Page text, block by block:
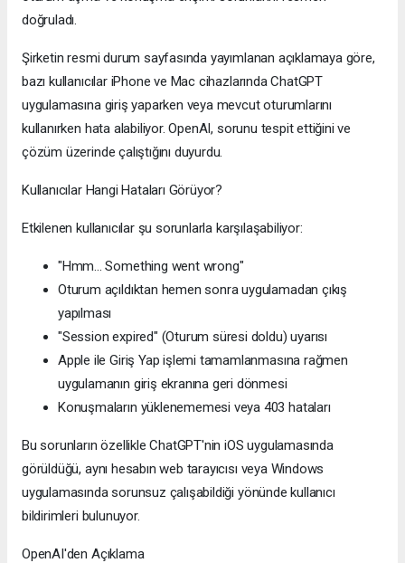
doğruladı.
Şirketin resmi durum sayfasında yayımlanan açıklamaya göre,
bazı kullanıcılar iPhone ve Mac cihazlarında ChatGPT
uygulamasına giriş yaparken veya mevcut oturumlarını
kullanırken hata alabiliyor. OpenAI, sorunu tespit ettiğini ve
çözüm üzerinde çalıştığını duyurdu.
Kullanıcılar Hangi Hataları Görüyor?
Etkilenen kullanıcılar şu sorunlarla karşılaşabiliyor:
"Hmm... Something went wrong"
Oturum açıldıktan hemen sonra uygulamadan çıkış
yapılması
"Session expired" (Oturum süresi doldu) uyarısı
Apple ile Giriş Yap işlemi tamamlanmasına rağmen
uygulamanın giriş ekranına geri dönmesi
Konuşmaların yüklenememesi veya 403 hataları
Bu sorunların özellikle ChatGPT'nin iOS uygulamasında
görüldüğü, aynı hesabın web tarayıcısı veya Windows
uygulamasında sorunsuz çalışabildiği yönünde kullanıcı
bildirimleri bulunuyor.
OpenAI'den Açıklama